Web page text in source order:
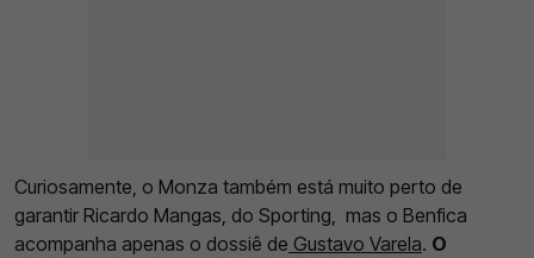
Curiosamente, o Monza também está muito perto de
garantir Ricardo Mangas, do Sporting, mas o Benfica
acompanha apenas o dossiê de Gustavo Varela. O